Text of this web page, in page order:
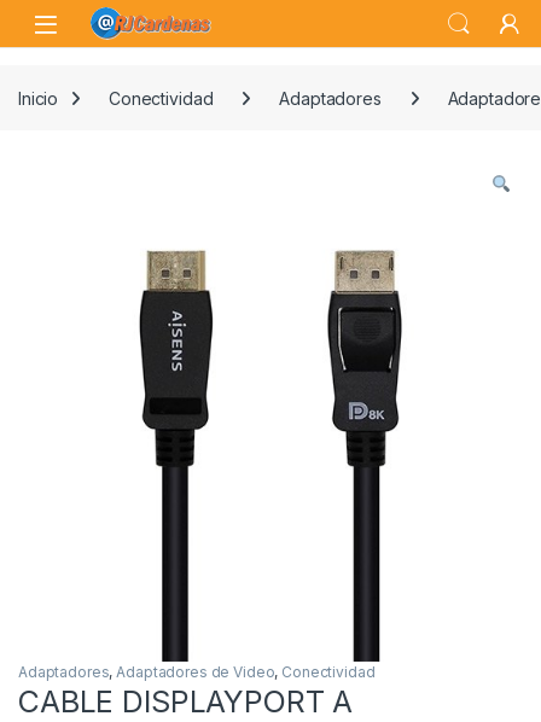
Skip to navigation
Skip to content
Open
Inicio Conectividad Adaptadores
Adaptadores,Adaptadores de Video, Conectividad
CABLE DISPLAYPORT A